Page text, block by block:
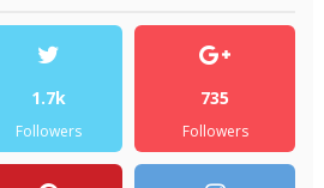
1.7k
Followers
735
Followers